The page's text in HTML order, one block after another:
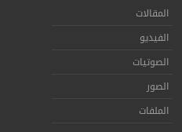
المقالات
الفيديو
الصوتيات
الصور
الملفات